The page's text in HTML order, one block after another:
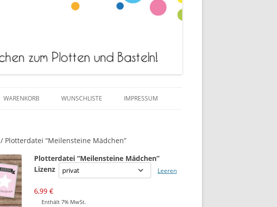
WARENKORB WUNSCHLISTE IMPRESSUM
/ Plotterdatei “Meilensteine Mädchen”
Plotterdatei “Meilensteine Mädchen”
Lizenz
Leeren
6,99€
Enthält 7% MwSt.